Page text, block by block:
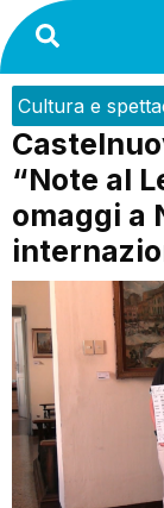
Cultura e
“Note al
omaggi a